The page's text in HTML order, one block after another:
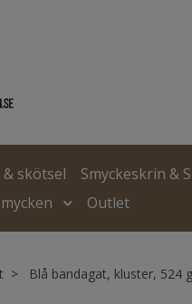
skötsel Smyckeskrin &
Outlet
Blå bandagat, kluster, 524 g